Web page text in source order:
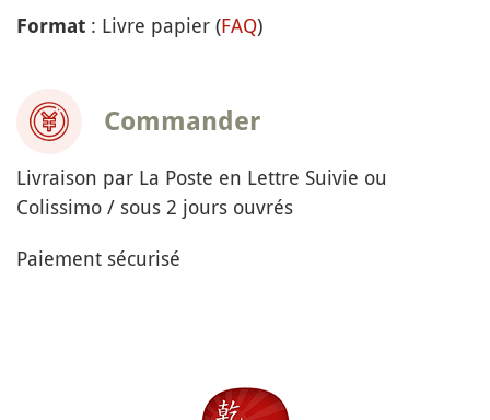
Format : Livre papier (FAQ)
Commander
Livraison par La Poste en Lettre Suivie ou
Colissimo / sous 2 jours ouvrés
Paiement sécurisé